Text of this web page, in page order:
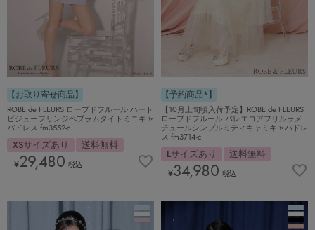
【お取り寄せ商品】
ROBE de FLEURS ローブドフルール ハート
ビジューフリンジペプラムタイトミニキャ
バドレス fm3552-c
XSサイズあり 送料無料
¥29,480 税込
【予約商品*】
【10月上旬頃入荷予定】ROBE de FLEURS
ローブドフルール バレエコアフリルラメ
チュールシンプルミディキャミキャバドレ
ス fm3714-c
Lサイズあり 送料無料
¥34,980 税込